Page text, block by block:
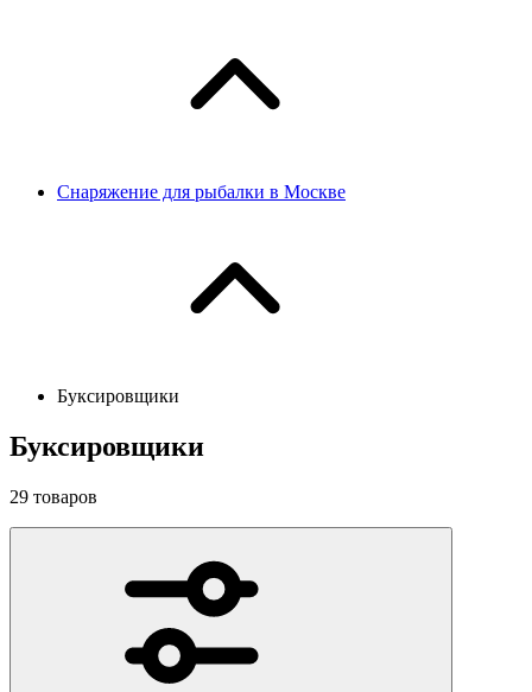
Снаряжение для рыбалки в Москве
Буксировщики
Буксировщики
29 товаров